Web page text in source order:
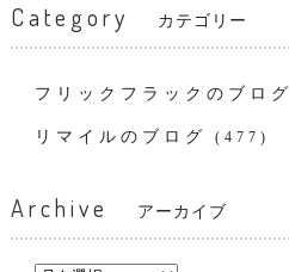
Category カテゴリー
フリックフラックのブログ
リマイルのブログ (477)
Archive アーカイブ